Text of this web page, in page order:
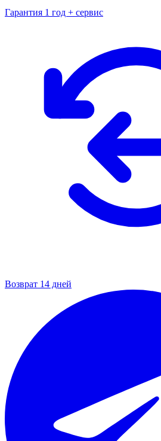
Гарантия 1 год + сервис
Возврат 14 дней